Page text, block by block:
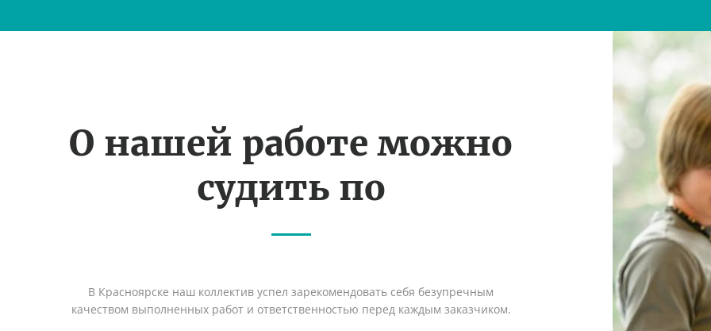
О нашей работе можно
судить по
В Красноярске наш коллектив успел зарекомендовать себя безупречным
качеством выполненных работ и ответственностью перед каждым заказчиком.